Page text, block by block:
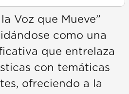
Voz que Mueve”
como una
que entrelaza
con temáticas
ofreciendo a la